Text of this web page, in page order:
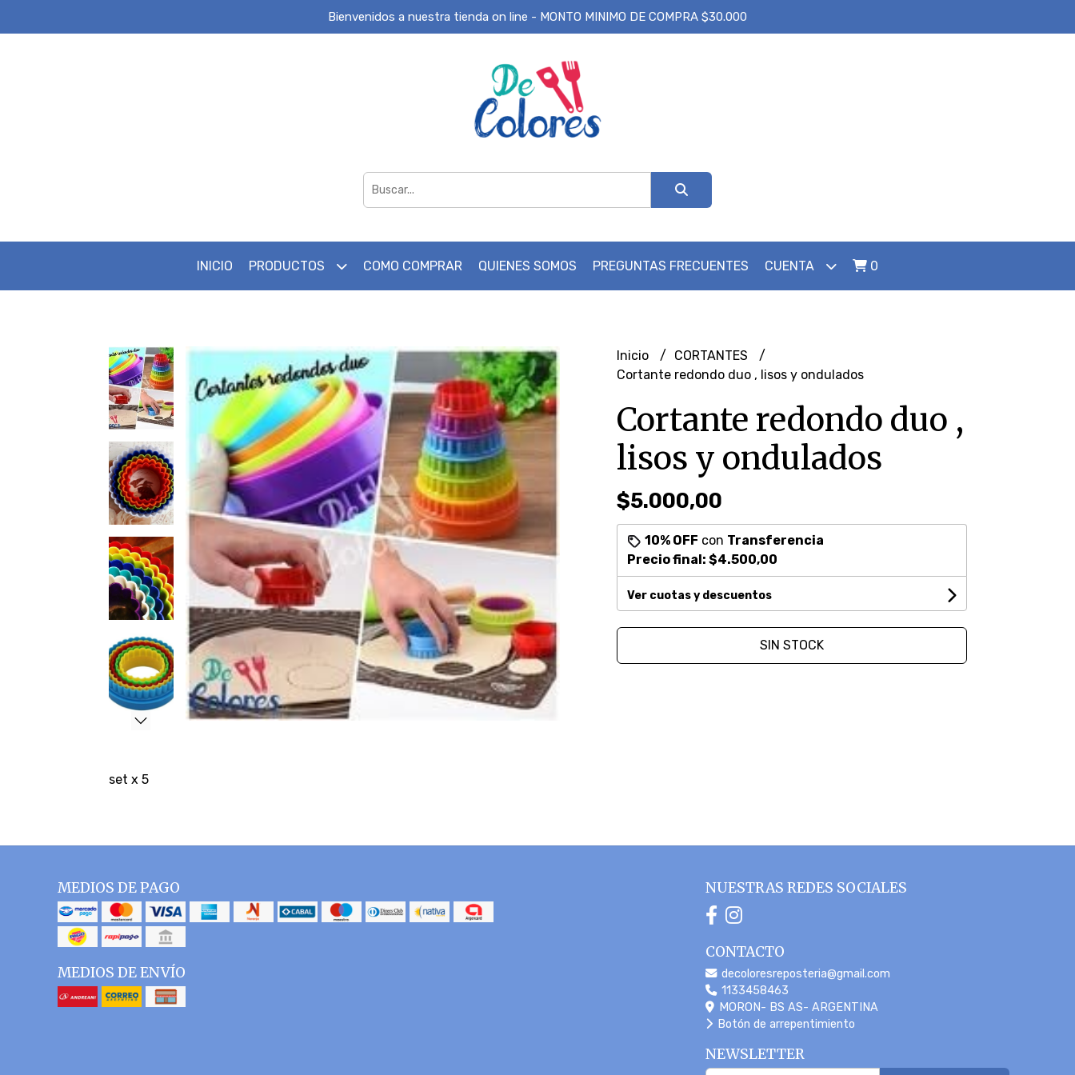
Bienvenidos a nuestra tienda on line - MONTO MINIMO DE COMPRA $30.000
INICIO PRODUCTOS COMO COMPRAR QUIENES SOMOS PREGUNTAS FRECUENTES CUENTA 0
set x 5
Inicio
CORTANTES
Cortante redondo duo , lisos y ondulados
Cortante redondo duo ,
lisos y ondulados
$5.000,00
10% OFF con Transferencia
Precio final: $4.500,00
Ver cuotas y descuentos
SIN STOCK
MEDIOS DE PAGO
MEDIOS DE ENVÍO
NUESTRAS REDES SOCIALES
CONTACTO
decoloresreposteria@gmail.com
1133458463
MORON- BS AS- ARGENTINA
Botón de arrepentimiento
NEWSLETTER